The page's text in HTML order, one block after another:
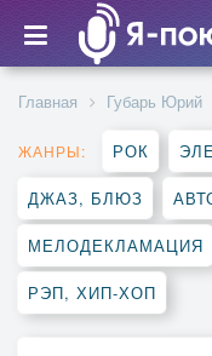
Главная Губарь Юрий
ЖАНРЫ: РОК
ДЖАЗ, БЛЮЗ
МЕЛОДЕКЛАМАЦИЯ
РЭП, ХИП-ХОП